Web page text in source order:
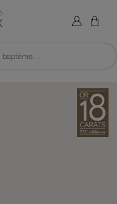
Retour à l'accueil du site
×